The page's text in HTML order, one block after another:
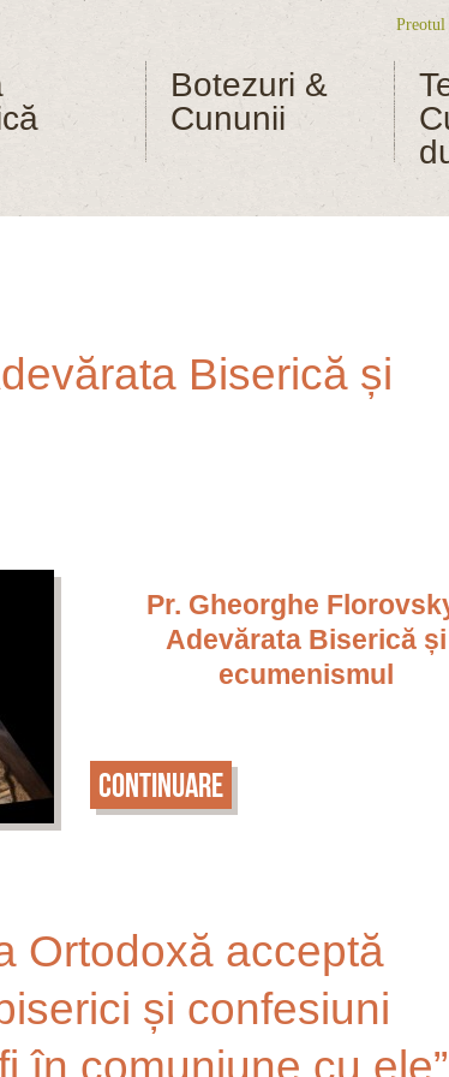
Preotul
Botezuri &
Cununii
Biserică și
Pr. Gheorghe
Adevărata Biserică și
ecumenismul
Continuare
Ortodoxă acceptă
și confesiuni
în comuniune cu ele”